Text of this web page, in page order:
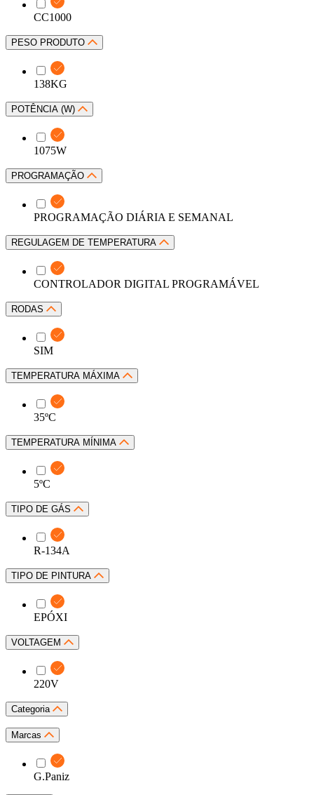
CC1000
PESO PRODUTO
138KG
POTÊNCIA (W)
1075W
PROGRAMAÇÃO
PROGRAMAÇÃO DIÁRIA E SEMANAL
REGULAGEM DE TEMPERATURA
CONTROLADOR DIGITAL PROGRAMÁVEL
RODAS
SIM
TEMPERATURA MÁXIMA
35ºC
TEMPERATURA MÍNIMA
5ºC
TIPO DE GÁS
R-134A
TIPO DE PINTURA
EPÓXI
VOLTAGEM
220V
Categoria
Marcas
G.Paniz